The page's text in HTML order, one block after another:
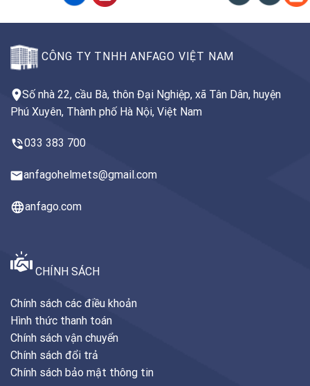
CÔNG TY TNHH ANFAGO VIỆT NAM
Số nhà 22, cầu Bà, thôn Đại Nghiệp, xã Tân Dân, huyện
Phú Xuyên, Thành phố Hà Nội, Việt Nam
033 383 700
anfagohelmets@gmail.com
anfago.com
CHÍNH SÁCH
Chính sách các điều khoản
Hình thức thanh toán
Chính sách vận chuyển
Chính sách đổi trả
Chính sách bảo mật thông tin